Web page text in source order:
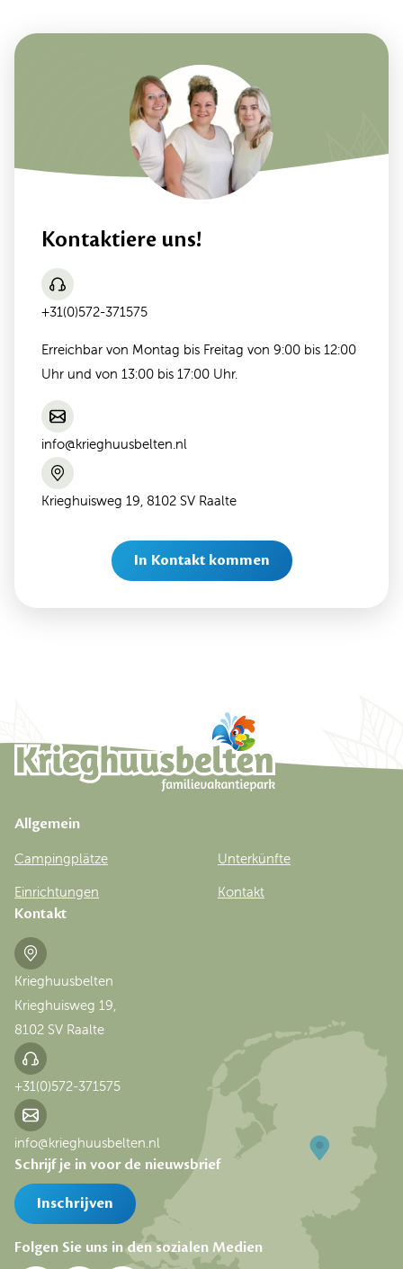
Kontaktiere uns!
+31(0)572-371575
Erreichbar von Montag bis Freitag von 9:00 bis 12:00
Uhr und von 13:00 bis 17:00 Uhr.
info@krieghuusbelten.nl
Krieghuisweg 19, 8102 SV Raalte
In Kontakt kommen
Schrijf je in voor de nieuwsbrief
Inschrijven
Folgen Sie uns in den sozialen Medien
Kontakt
Krieghuusbelten
Krieghuisweg 19,
8102 SV Raalte
+31(0)572-371575
info@krieghuusbelten.nl
Allgemein
Campingplätze Unterkünfte
Einrichtungen Kontakt